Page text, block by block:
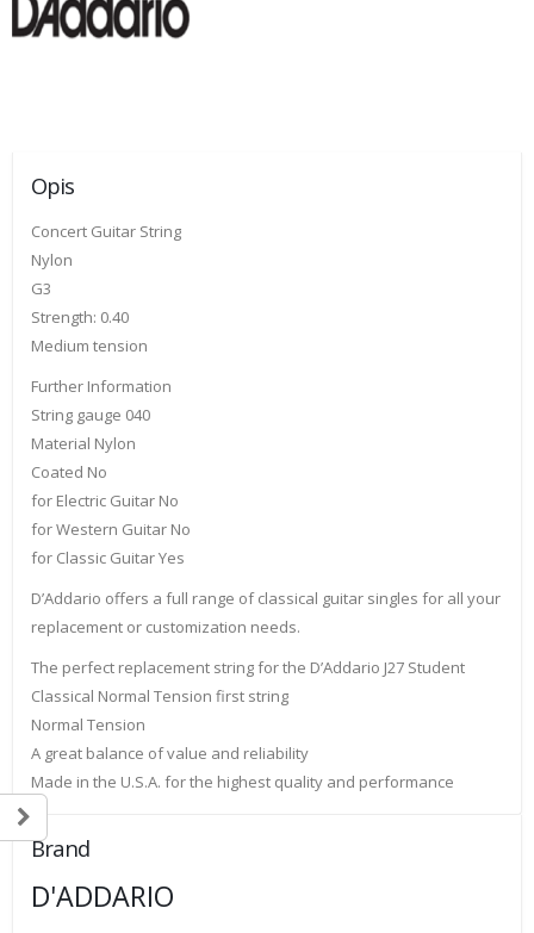
Opis
Concert Guitar String
Nylon
G3
Strength: 0.40
Medium tension
Further Information
String gauge 040
Material Nylon
Coated No
for Electric Guitar No
for Western Guitar No
for Classic Guitar Yes
D’Addario offers a full range of classical guitar singles for all your
replacement or customization needs.
The perfect replacement string for the D’Addario J27 Student
Classical Normal Tension first string
Normal Tension
A great balance of value and reliability
Made in the U.S.A. for the highest quality and performance
Brand
D'ADDARIO